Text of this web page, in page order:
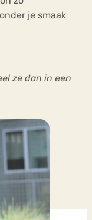
je smaak
ze dan in een